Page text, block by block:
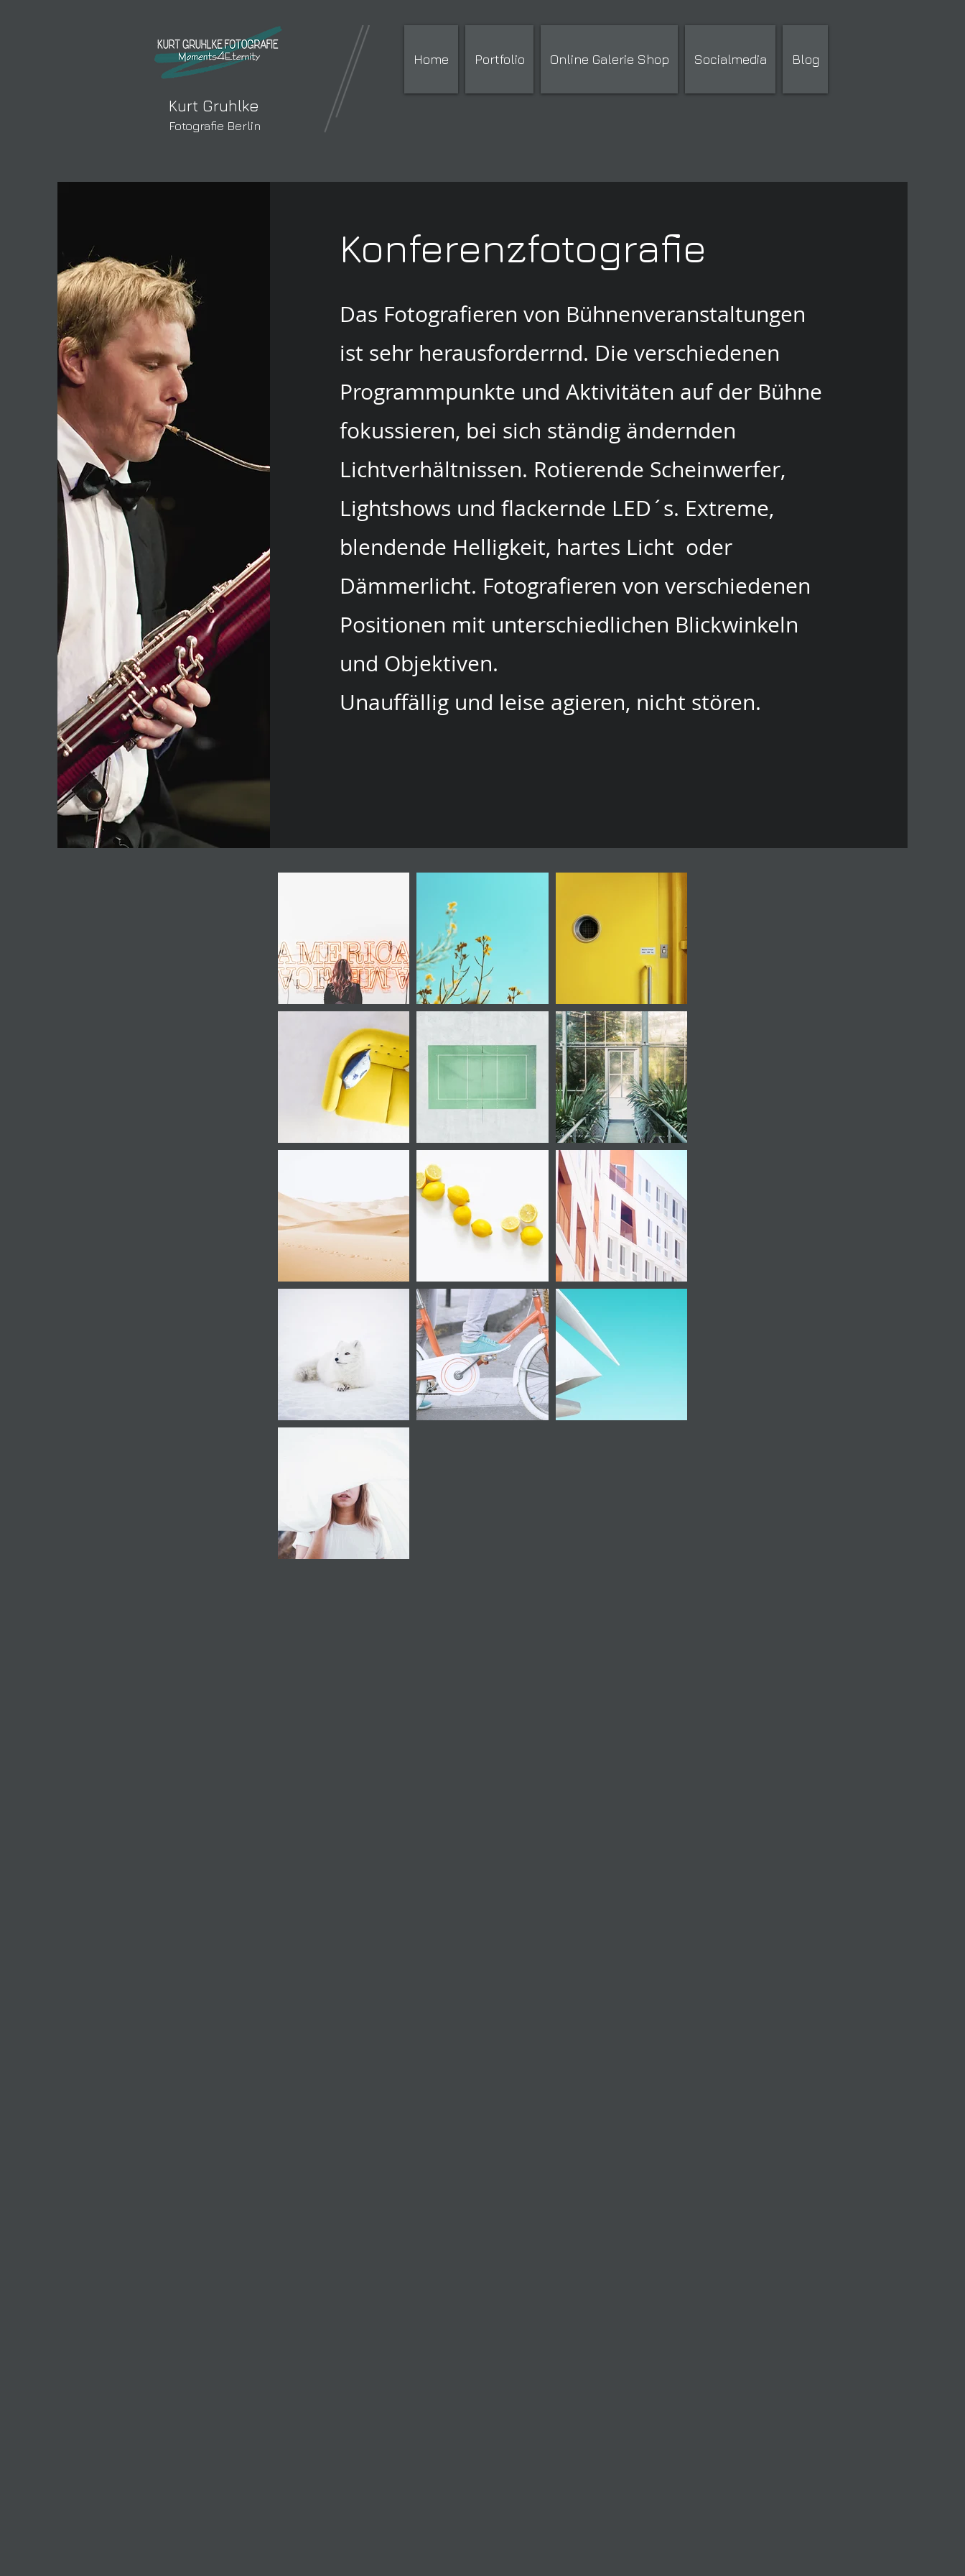
Kurt Gruhlke
Fotografie Berlin
Home Portfolio Online Galerie Shop Socialmedia Blog
Konferenzfotografie
Das Fotografieren von Bühnenveranstaltungen
ist sehr herausforderrnd. Die verschiedenen
Programmpunkte und Aktivitäten auf der Bühne
fokussieren, bei sich ständig ändernden
Lichtverhältnissen. Rotierende Scheinwerfer,
Lightshows und flackernde LED´s. Extreme,
blendende Helligkeit, hartes Licht oder
Dämmerlicht. Fotografieren von verschiedenen
Positionen mit unterschiedlichen Blickwinkeln
und Objektiven.
Unauffällig und leise agieren, nicht stören.